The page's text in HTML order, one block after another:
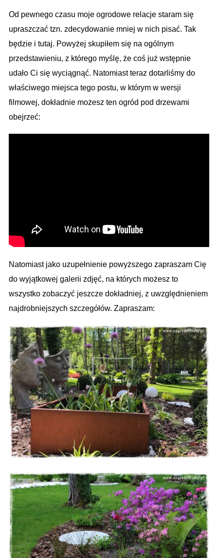
Od pewnego czasu moje ogrodowe relacje staram się
upraszczać tzn. zdecydowanie mniej w nich pisać. Tak
będzie i tutaj. Powyżej skupiłem się na ogólnym
przedstawieniu, z którego myślę, że coś już wstępnie
udało Ci się wyciągnąć. Natomiast teraz dotarliśmy do
właściwego miejsca tego postu, w którym w wersji
filmowej, dokładnie możesz ten ogród pod drzewami
obejrzeć:
Natomiast jako uzupełnienie powyższego zapraszam Cię
do wyjątkowej galerii zdjęć, na których możesz to
wszystko zobaczyć jeszcze dokładniej, z uwzględnieniem
najdrobniejszych szczegółów. Zapraszam: